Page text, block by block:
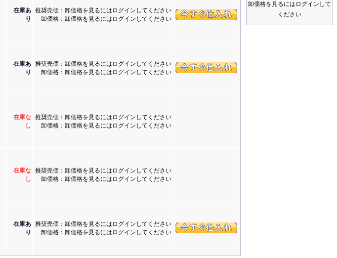
在庫あ
り
推奨売価：卸価格を見るにはログインしてください
卸価格：卸価格を見るにはログインしてください
在庫あ
り
推奨売価：卸価格を見るにはログインしてください
卸価格：卸価格を見るにはログインしてください
在庫な
し
推奨売価：卸価格を見るにはログインしてください
卸価格：卸価格を見るにはログインしてください
在庫な
し
推奨売価：卸価格を見るにはログインしてください
卸価格：卸価格を見るにはログインしてください
在庫あ
り
推奨売価：卸価格を見るにはログインしてください
卸価格：卸価格を見るにはログインしてください
卸価格を見るにはログインして
ください